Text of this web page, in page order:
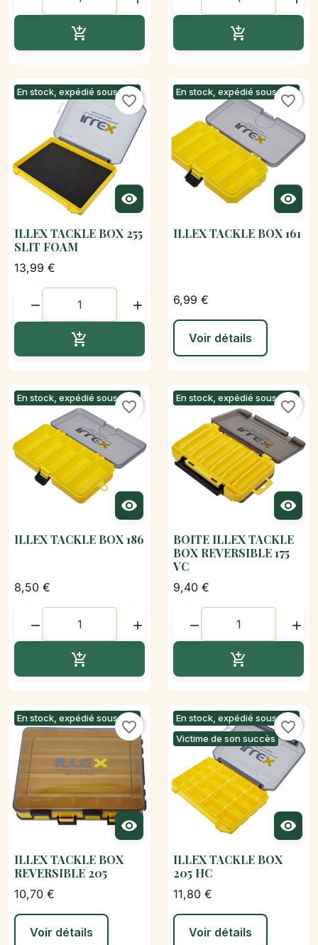
 
En stock, expédié sous 24h

favorite_border
ILLEX TACKLE BOX 255
SLIT FOAM
13,99 €
 

En stock, expédié sous 24h

favorite_border
ILLEX TACKLE BOX 161
6,99 €
Voir détails
En stock, expédié sous 24h

favorite_border
ILLEX TACKLE BOX 186
8,50 €
 

En stock, expédié sous 24h

favorite_border
BOITE ILLEX TACKLE
BOX REVERSIBLE 175
VC
9,40 €
 

En stock, expédié sous 24h

favorite_border
ILLEX TACKLE BOX
REVERSIBLE 205
10,70 €
Voir détails
En stock, expédié sous 24h
Victime de son succès

favorite_border
ILLEX TACKLE BOX
205 HC
11,80 €
Voir détails